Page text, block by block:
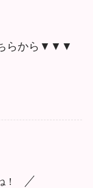
らから▼▼▼